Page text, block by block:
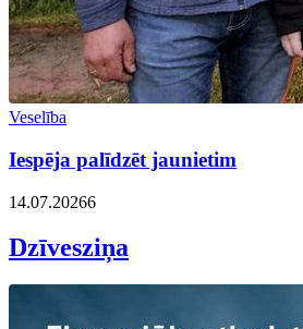
Veselība
Iespēja palīdzēt jaunietim
14.07.20266
Dzīvesziņa